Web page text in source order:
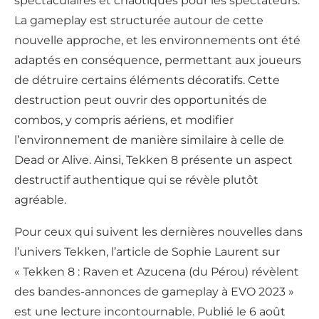
La gameplay est structurée autour de cette
nouvelle approche, et les environnements ont été
adaptés en conséquence, permettant aux joueurs
de détruire certains éléments décoratifs. Cette
destruction peut ouvrir des opportunités de
combos, y compris aériens, et modifier
l’environnement de manière similaire à celle de
Dead or Alive. Ainsi, Tekken 8 présente un aspect
destructif authentique qui se révèle plutôt
agréable.
Pour ceux qui suivent les dernières nouvelles dans
l’univers Tekken, l’article de Sophie Laurent sur
« Tekken 8 : Raven et Azucena (du Pérou) révèlent
des bandes-annonces de gameplay à EVO 2023 »
est une lecture incontournable. Publié le 6 août